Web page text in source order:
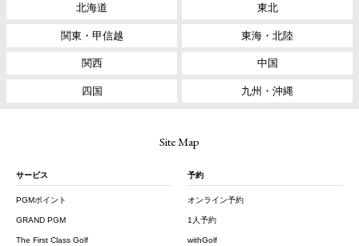
北海道 東北
関東・甲信越 東海・北陸
関西 中国
四国 九州・沖縄
Site Map
サービス
PGMポイント
GRAND PGM
The First Class Golf
予約
オンライン予約
1人予約
withGolf